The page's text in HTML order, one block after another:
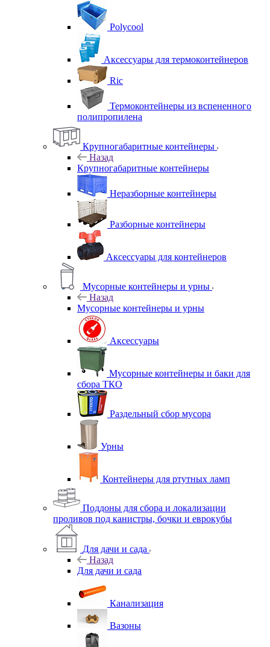
Polycool
Аксессуары для термоконтейнеров
Ric
Термоконтейнеры из вспененного
полипропилена
Крупногабаритные контейнеры
Назад
Крупногабаритные контейнеры
Неразборные контейнеры
Разборные контейнеры
Аксессуары для контейнеров
Мусорные контейнеры и урны
Назад
Мусорные контейнеры и урны
Аксессуары
Мусорные контейнеры и баки для
сбора ТКО
Раздельный сбор мусора
Урны
Контейнеры для ртутных ламп
Поддоны для сбора и локализации
проливов под канистры, бочки и еврокубы
Для дачи и сада
Назад
Для дачи и сада
Канализация
Вазоны